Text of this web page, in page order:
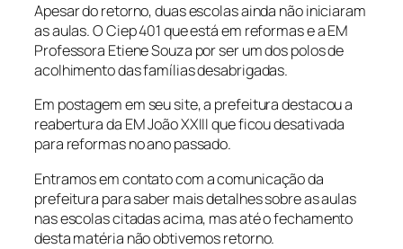
Apesar do retorno, duas escolas ainda não iniciaram
as aulas. O Ciep 401 que está em reformas e a EM
Professora Etiene Souza por ser um dos polos de
acolhimento das famílias desabrigadas.
Em postagem em seu site, a prefeitura destacou a
reabertura da EM João XXIII que ficou desativada
para reformas no ano passado.
Entramos em contato com a comunicação da
prefeitura para saber mais detalhes sobre as aulas
nas escolas citadas acima, mas até o fechamento
desta matéria não obtivemos retorno.